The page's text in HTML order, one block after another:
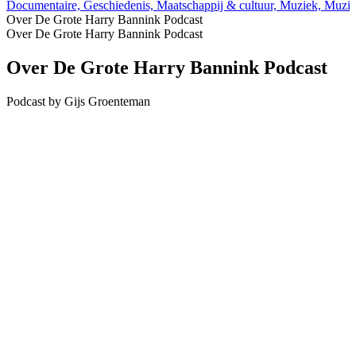
Documentaire, Geschiedenis, Maatschappij & cultuur, Muziek,
Over De Grote Harry Bannink Podcast
Over De Grote Harry Bannink Podcast
Over De Grote Harry Bannink Podcast
Podcast by Gijs Groenteman